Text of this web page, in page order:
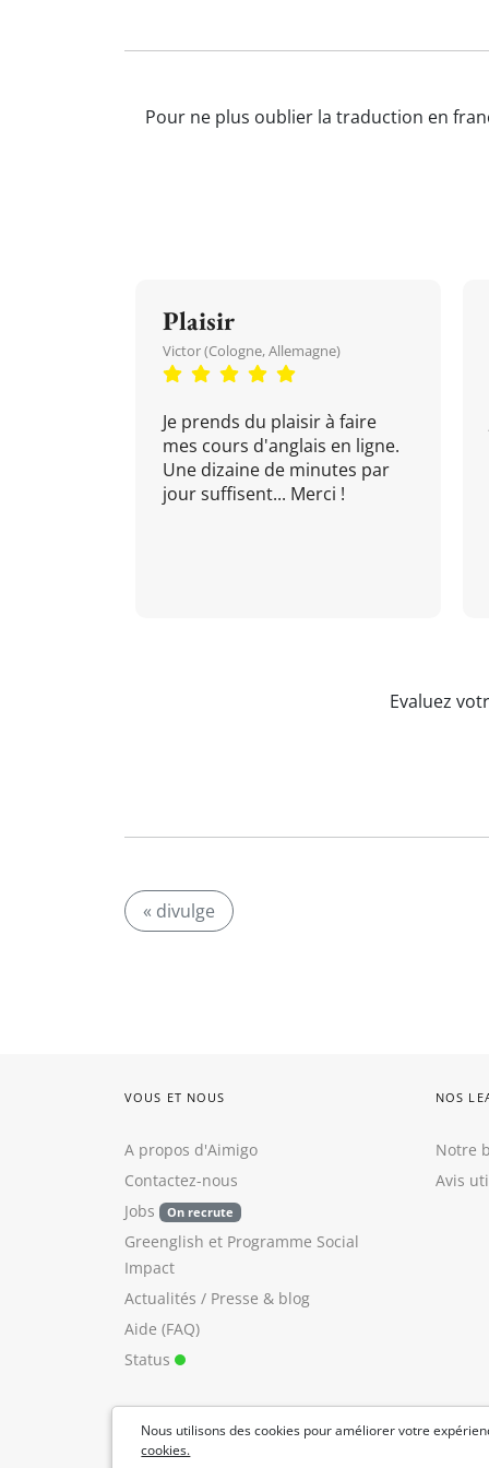
Pour ne plus oublier la traduction en
Plaisir
Victor (Cologne, Allemagne)
Je prends du plaisir à faire
mes cours d'anglais en ligne.
Une dizaine de minutes par
jour suffisent... Merci !
Evaluez
« divulge
Nous utilisons des cookies pour améliorer votre
cookies.
VOUS ET NOUS
A propos d'Aimigo
Contactez-nous
Jobs
On recrute
Greenglish et Programme Social
Impact
Actualités / Presse & blog
Aide (FAQ)
Status
NOS
Notre
Avis